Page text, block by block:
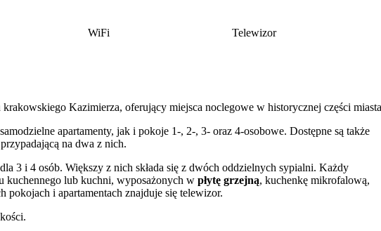
WiFi Telewizor
Kazimierza, oferujący miejsca noclegowe w historycznej części
apartamenty, jak i pokoje 1-, 2-, 3- oraz 4-osobowe. Dostępne są także
na dwa z nich.
3 i 4 osób. Większy z nich składa się z dwóch oddzielnych sypialni. Każdy
kuchennego lub kuchni, wyposażonych w płytę grzejną, kuchenkę mikrofalową,
i apartamentach znajduje się telewizor.